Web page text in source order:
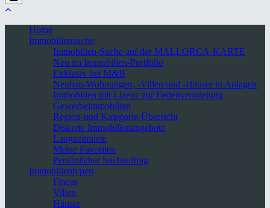
Home
Immobiliensuche
Immobilien-Suche auf der MALLORCA-KARTE
Neu im Immobilien-Portfolio
Exklusiv bei M&B
Neubau-Wohnungen, -Villen und -Häuser in Anlagen
Immobilien mit Lizenz zur Ferienvermietung
Gewerbeimmobilien
Region-und Kategorie-Übersicht
Diskrete Immobilienangebote
Langzeitmiete
Meine Favoriten
Persönlicher Suchauftrag
Immobilientypen
Fincas
Villen
Häuser